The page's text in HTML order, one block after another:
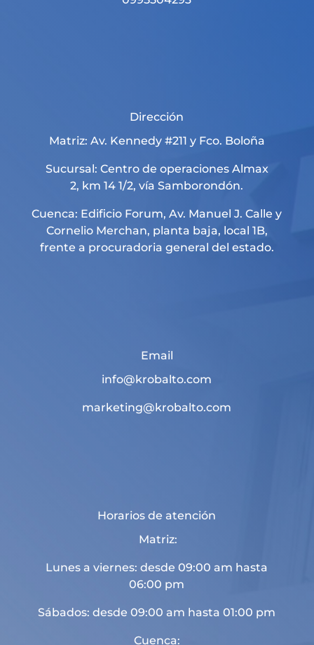
Dirección
Matriz: Av. Kennedy #211 y Fco. Boloña
Sucursal: Centro de operaciones Almax
2, km 14 1/2, vía Samborondón.
Cuenca: Edificio Forum, Av. Manuel J. Calle y
Cornelio Merchan, planta baja, local 1B,
frente a procuradoria general del estado.
Email
info@krobalto.com
marketing@krobalto.com
Horarios de atención
Matriz:
Lunes a viernes: desde 09:00 am hasta
06:00 pm
Sábados: desde 09:00 am hasta 01:00 pm
Cuenca: